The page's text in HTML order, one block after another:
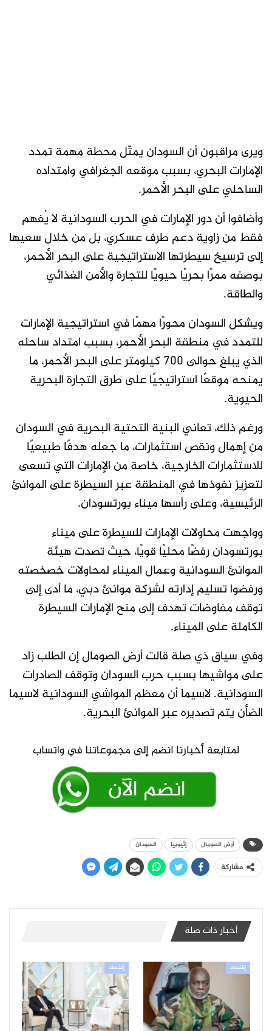
ويرى مراقبون أن السودان يمثّل محطة مهمة تمدد
الإمارات البحري، بسبب موقعه الجغرافي وامتداده
الساحلي على البحر الأحمر.
وأضافوا أن دور الإمارات في الحرب السودانية لا يُفهم
فقط من زاوية دعم طرف عسكري، بل من خلال سعيها
إلى ترسيخ سيطرتها الاستراتيجية على البحر الأحمر،
بوصفه ممرًا بحريًا حيويًا للتجارة والأمن الغذائي
والطاقة.
ويشكل السودان محورًا مهمًا في استراتيجية الإمارات
للتمدد في منطقة البحر الأحمر، بسبب امتداد ساحله
الذي يبلغ حوالى 700 كيلومتر على البحر الأحمر، ما
يمنحه موقعًا استراتيجيًا على طرق التجارة البحرية
الحيوية.
ورغم ذلك، تعاني البنية التحتية البحرية في السودان
من إهمال ونقص استثمارات، ما جعله هدفًا طبيعيًا
للاستثمارات الخارجية، خاصة من الإمارات التي تسعى
لتعزيز نفوذها في المنطقة عبر السيطرة على الموانئ
الرئيسية، وعلى رأسها ميناء بورتسودان.
وواجهت محاولات الإمارات للسيطرة على ميناء
بورتسودان رفضًا محليًا قويًا، حيث تصدت هيئة
الموانئ السودانية وعمال الميناء لمحاولات خصخصته
ورفضوا تسليم إدارته لشركة موانئ دبي، ما أدى إلى
توقف مفاوضات تهدف إلى منح الإمارات السيطرة
الكاملة على الميناء.
وفي سياق ذي صلة قالت أرض الصومال إن الطلب زاد
على مواشيها بسبب حرب السودان وتوقف الصادرات
السودانية. لاسيما أن معظم المواشي السودانية لاسيما
الضأن يتم تصديره عبر الموانئ البحرية.
أرض الصومال إثيوبيا السودان
مشاركة
أخبار ذات صلة
إقتصاد إقتصاد